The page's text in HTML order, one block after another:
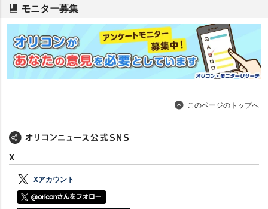
モニター募集
このページのトップへ
X
Xアカウント